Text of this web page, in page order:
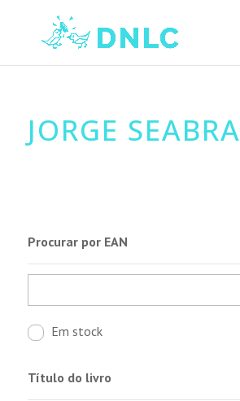
JORGE SEABRA
Procurar por EAN
Em stock
Título do livro